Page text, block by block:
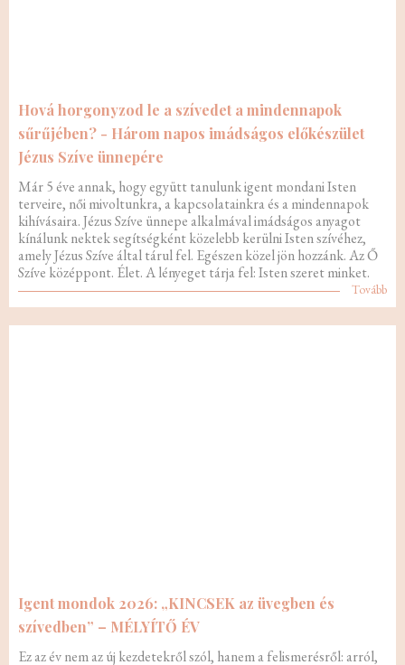
Hová horgonyzod le a szívedet a mindennapok
sűrűjében? - Három napos imádságos előkészület
Jézus Szíve ünnepére
Már 5 éve annak, hogy együtt tanulunk igent mondani Isten
terveire, női mivoltunkra, a kapcsolatainkra és a mindennapok
kihívásaira. Jézus Szíve ünnepe alkalmával imádságos anyagot
kínálunk nektek segítségként közelebb kerülni Isten szívéhez,
amely Jézus Szíve által tárul fel. Egészen közel jön hozzánk. Az Ő
Szíve középpont. Élet. A lényeget tárja fel: Isten szeret minket.
Tovább
Igent mondok 2026: „KINCSEK az üvegben és
szívedben” – MÉLYÍTŐ ÉV
Ez az év nem az új kezdetekről szól, hanem a felismerésről: arról,